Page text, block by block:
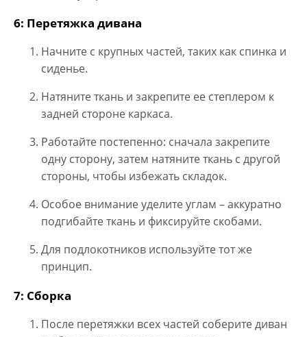
6: Перетяжка дивана
Начните с крупных частей, таких как спинка и
сиденье.
Натяните ткань и закрепите ее степлером к
задней стороне каркаса.
Работайте постепенно: сначала закрепите
одну сторону, затем натяните ткань с другой
стороны, чтобы избежать складок.
Особое внимание уделите углам – аккуратно
подгибайте ткань и фиксируйте скобами.
Для подлокотников используйте тот же
принцип.
7: Сборка
После перетяжки всех частей соберите диван